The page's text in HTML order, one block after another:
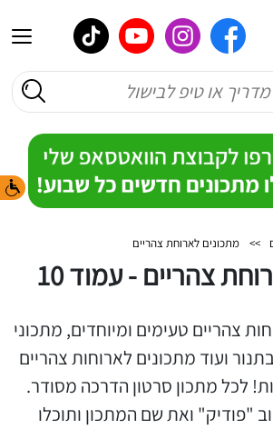
>> מתכונים לארוחת צהריים
צהריים - עמוד 10
צהריים טעימים ומיוחדים, מתכוני
ועוד מתכונים לארוחות צהריים
לכל מתכון סרטון הדרכה מסודר.
"פודיק" ואת שם המתכון ותוכלו